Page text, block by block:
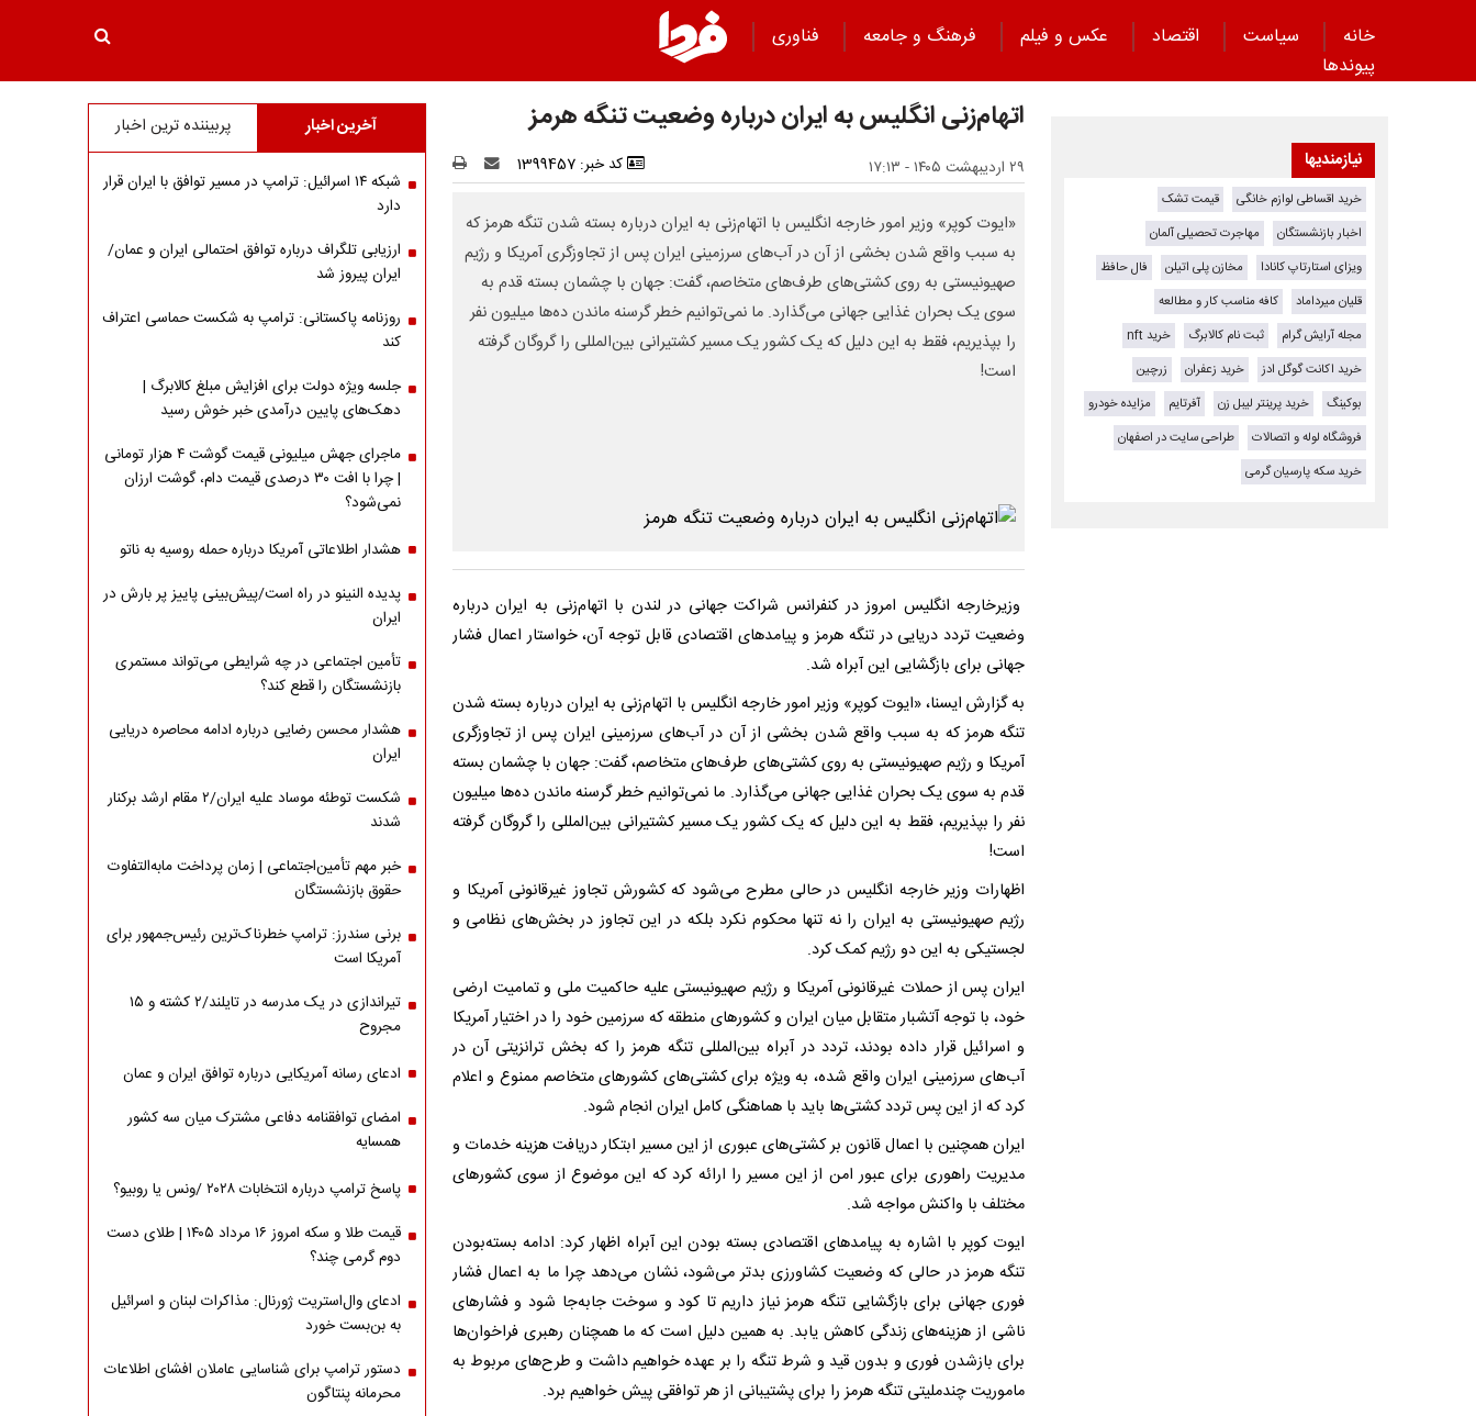
خانه سیاست اقتصاد عکس و فیلم فرهنگ و جامعه
فناوری
پیوند‌ها
اتهام‌زنی انگلیس به ایران درباره وضعیت تنگه هرمز
۲۹ اردیبهشت ۱۴۰۵ - ۱۷:۱۳ کد خبر: 1399457
«ایوت کوپر» وزیر امور خارجه انگلیس با اتهام‌زنی به ایران درباره بسته شدن تنگه هرمز که
به سبب واقع شدن بخشی از آن در آب‌های سرزمینی ایران پس از تجاوزگری آمریکا و رژیم
صهیونیستی به روی کشتی‌های طرف‌های متخاصم، گفت: جهان با چشمان بسته قدم به
سوی یک بحران غذایی جهانی می‌گذارد. ما نمی‌توانیم خطر گرسنه ماندن ده‌ها میلیون نفر
را بپذیریم، فقط به این دلیل که یک کشور یک مسیر کشتیرانی بین‌المللی را گروگان گرفته
است!
وزیرخارجه انگلیس امروز در کنفرانس شراکت جهانی در لندن با اتهام‌زنی به ایران درباره
وضعیت تردد دریایی در تنگه هرمز و پیامدهای اقتصادی قابل توجه آن، خواستار اعمال فشار
جهانی برای بازگشایی این آبراه شد.
به گزارش ایسنا، «ایوت کوپر» وزیر امور خارجه انگلیس با اتهام‌زنی به ایران درباره بسته شدن
تنگه هرمز که به سبب واقع شدن بخشی از آن در آب‌های سرزمینی ایران پس از تجاوزگری
آمریکا و رژیم صهیونیستی به روی کشتی‌های طرف‌های متخاصم، گفت: جهان با چشمان بسته
قدم به سوی یک بحران غذایی جهانی می‌گذارد. ما نمی‌توانیم خطر گرسنه ماندن ده‌ها میلیون
نفر را بپذیریم، فقط به این دلیل که یک کشور یک مسیر کشتیرانی بین‌المللی را گروگان گرفته
است!
اظهارات وزیر خارجه انگلیس در حالی مطرح می‌شود که کشورش تجاوز غیرقانونی آمریکا و
رژیم صهیونیستی به ایران را نه تنها محکوم نکرد بلکه در این تجاوز در بخش‌های نظامی و
لجستیکی به این دو رژیم کمک کرد.
ایران پس از حملات غیرقانونی آمریکا و رژیم صهیونیستی علیه حاکمیت ملی و تمامیت ارضی
خود، با توجه آتشبار متقابل میان ایران و کشورهای منطقه که سرزمین خود را در اختیار آمریکا
و اسرائیل قرار داده بودند، تردد در آبراه بین‌المللی تنگه هرمز را که بخش ترانزیتی آن در
آب‌های سرزمینی ایران واقع شده، به ویژه برای کشتی‌های کشورهای متخاصم ممنوع و اعلام
کرد که از این پس تردد کشتی‌ها باید با هماهنگی کامل ایران انجام شود.
ایران همچنین با اعمال قانون بر کشتی‌های عبوری از این مسیر ابتکار دریافت هزینه خدمات و
مدیریت راهوری برای عبور امن از این مسیر را ارائه کرد که این موضوع از سوی کشورهای
مختلف با واکنش مواجه شد.
ایوت کوپر با اشاره به پیامدهای اقتصادی بسته بودن این آبراه اظهار کرد: ادامه بسته‌بودن
تنگه هرمز در حالی که وضعیت کشاورزی بدتر می‌شود، نشان می‌دهد چرا ما به اعمال فشار
فوری جهانی برای بازگشایی تنگه هرمز نیاز داریم تا کود و سوخت جابه‌جا شود و فشارهای
ناشی از هزینه‌های زندگی کاهش یابد. به همین دلیل است که ما همچنان رهبری فراخوان‌ها
برای بازشدن فوری و بدون قید و شرط تنگه را بر عهده خواهیم داشت و طرح‌های مربوط به
ماموریت چندملیتی تنگه هرمز را برای پشتیبانی از هر توافقی پیش خواهیم برد.
نیازمندیها
خرید اقساطی لوازم خانگی
قیمت تشک
اخبار بازنشستگان
مهاجرت تحصیلی آلمان
ویزای استارتاپ کانادا
مخازن پلی اتیلن
فال حافظ
قلیان میرداماد
کافه مناسب کار و مطالعه
مجله آرایش گرام
ثبت نام کالابرگ
خرید nft
خرید اکانت گوگل ادز
خرید زعفران
زرچین
بوکینگ
خرید پرینتر لیبل زن آفرتایم
مزایده خودرو
فروشگاه لوله و اتصالات
طراحی سایت در اصفهان
خرید سکه پارسیان گرمی
آخرین اخبار پربیننده ترین اخبار
شبکه ۱۴ اسرائیل: ترامپ در مسیر توافق با ایران قرار
دارد
ارزیابی تلگراف درباره توافق احتمالی ایران و عمان/
ایران پیروز شد
روزنامه پاکستانی: ترامپ به شکست حماسی اعتراف
کند
جلسه ویژه دولت برای افزایش مبلغ کالابرگ |
دهک‌های پایین درآمدی خبر خوش رسید
ماجرای جهش میلیونی قیمت گوشت ۴ هزار تومانی
| چرا با افت ۳۰ درصدی قیمت دام، گوشت ارزان
نمی‌شود؟
هشدار اطلاعاتی آمریکا درباره حمله روسیه به ناتو
پدیده النینو در راه است/پیش‌بینی پاییز پر بارش در
ایران
تأمین اجتماعی در چه شرایطی می‌تواند مستمری
بازنشستگان را قطع کند؟
هشدار محسن رضایی درباره ادامه محاصره دریایی
ایران
شکست توطئه موساد علیه ایران/۲ مقام‌ ارشد برکنار
شدند
خبر مهم تأمین‌اجتماعی | زمان پرداخت مابه‌التفاوت
حقوق بازنشستگان
برنی سندرز: ترامپ خطرناک‌ترین رئیس‌جمهور برای
آمریکا است
تیراندازی در یک مدرسه در تایلند/۲ کشته و ۱۵
مجروح
ادعای رسانه آمریکایی درباره توافق ایران و عمان
امضای توافقنامه دفاعی مشترک میان سه کشور
همسایه
پاسخ ترامپ درباره انتخابات ۲۰۲۸ /ونس یا روبیو؟
قیمت طلا و سکه امروز ۱۶ مرداد ۱۴۰۵ | طلای دست
دوم گرمی چند؟
ادعای وال‌استریت ژورنال: مذاکرات لبنان و اسرائیل
به بن‌بست خورد
دستور ترامپ برای شناسایی عاملان افشای اطلاعات
محرمانه پنتاگون